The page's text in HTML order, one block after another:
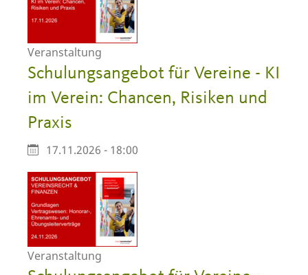
Veranstaltung
Schulungsangebot für Vereine - KI
im Verein: Chancen, Risiken und
Praxis
17.11.2026 - 18:00
Veranstaltung